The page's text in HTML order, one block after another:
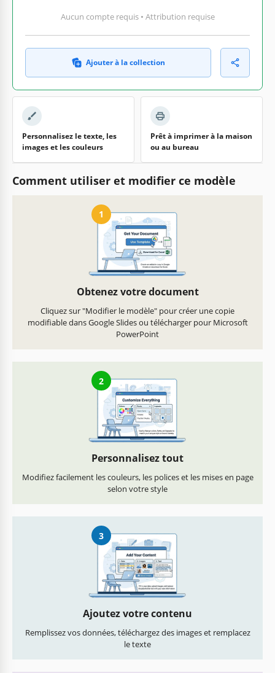
Aucun compte requis • Attribution requise
Ajouter à la collection
Personnalisez le texte, les
images et les couleurs
Prêt à imprimer à la maison
ou au bureau
Comment utiliser et modifier ce modèle
1
Obtenez votre document
Cliquez sur "Modifier le modèle" pour créer une copie
modifiable dans Google Slides ou télécharger pour Microsoft
PowerPoint
2
Personnalisez tout
Modifiez facilement les couleurs, les polices et les mises en page
selon votre style
3
Ajoutez votre contenu
Remplissez vos données, téléchargez des images et remplacez
le texte